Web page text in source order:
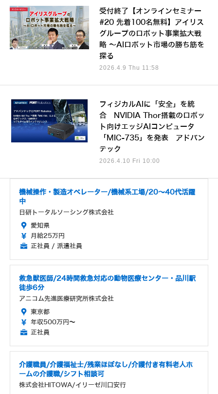
受付終了【オンラインセミナー
#20 先着100名無料】アイリス
グループのロボット事業拡大戦
略 ～AIロボット市場の勝ち筋を
探る
2026.4.9 Thu 11:58
フィジカルAIに「安全」を統
合 NVIDIA Thor搭載のロボッ
ト向けエッジAIコンピュータ
「MIC-735」を発表 アドバン
テック
2026.4.10 Fri 10:00
機械操作・製造オペレーター/機械系工場/20～40代活躍
中
日研トータルソーシング株式会社
愛知県
月給25万円
正社員 / 派遣社員
救急獣医師/24時間救急対応の動物医療センター・品川駅
徒歩6分
アニコム先進医療研究所株式会社
東京都
年収500万円～
正社員
介護職員/介護福祉士/残業ほぼなし/介護付き有料老人ホ
ームの介護職/シフト相談可
株式会社HITOWA/イリーゼ川口安行